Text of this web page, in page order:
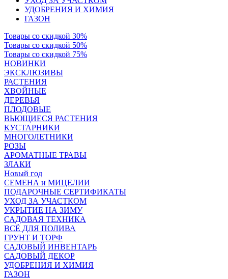
УДОБРЕНИЯ И ХИМИЯ
ГАЗОН
Товары со скидкой 30%
Товары со скидкой 50%
Товары со скидкой 75%
НОВИНКИ
ЭКСКЛЮЗИВЫ
РАСТЕНИЯ
ХВОЙНЫЕ
ДЕРЕВЬЯ
ПЛОДОВЫЕ
ВЬЮЩИЕСЯ РАСТЕНИЯ
КУСТАРНИКИ
МНОГОЛЕТНИКИ
РОЗЫ
АРОМАТНЫЕ ТРАВЫ
ЗЛАКИ
Новый год
СЕМЕНА и МИЦЕЛИИ
ПОДАРОЧНЫЕ СЕРТИФИКАТЫ
УХОД ЗА УЧАСТКОМ
УКРЫТИЕ НА ЗИМУ
САДОВАЯ ТЕХНИКА
ВСЁ ДЛЯ ПОЛИВА
ГРУНТ И ТОРФ
САДОВЫЙ ИНВЕНТАРЬ
САДОВЫЙ ДЕКОР
УДОБРЕНИЯ И ХИМИЯ
ГАЗОН